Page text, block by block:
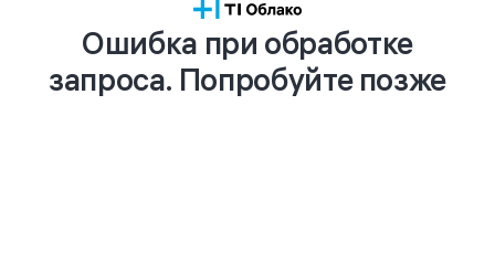
Ошибка при обработке
запроса. Попробуйте позже